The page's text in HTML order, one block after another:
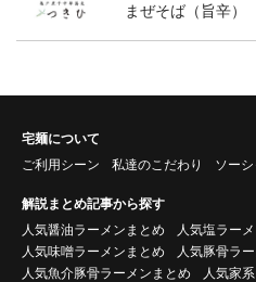
まぜそば（旨辛）
宅麺について
ご利用シーン
私達のこだわり ソー
解説まとめ記事から探す
人気醤油ラーメンまとめ
人気塩ラー
人気味噌ラーメンまとめ
人気豚骨ラ
人気魚介豚骨ラーメンまとめ
人気家